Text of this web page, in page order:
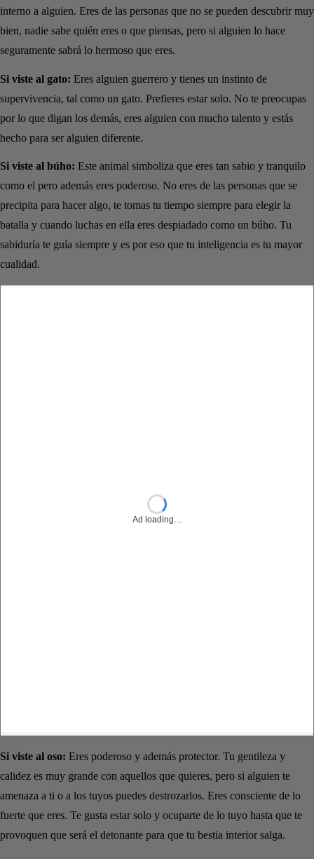
interno a alguien. Eres de las personas que no se pueden descubrir muy
bien, nadie sabe quién eres o que piensas, pero si alguien lo hace
seguramente sabrá lo hermoso que eres.
Si viste al gato: Eres alguien guerrero y tienes un instinto de
supervivencia, tal como un gato. Prefieres estar solo. No te preocupas
por lo que digan los demás, eres alguien con mucho talento y estás
hecho para ser alguien diferente.
Si viste al búho: Este animal simboliza que eres tan sabio y tranquilo
como el pero además eres poderoso. No eres de las personas que se
precipita para hacer algo, te tomas tu tiempo siempre para elegir la
batalla y cuando luchas en ella eres despiadado como un búho. Tu
sabiduría te guía siempre y es por eso que tu inteligencia es tu mayor
cualidad.
Ad loading…
Si viste al oso: Eres poderoso y además protector. Tu gentileza y
calidez es muy grande con aquellos que quieres, pero si alguien te
amenaza a ti o a los tuyos puedes destrozarlos. Eres consciente de lo
fuerte que eres. Te gusta estar solo y ocuparte de lo tuyo hasta que te
provoquen que será el detonante para que tu bestia interior salga.